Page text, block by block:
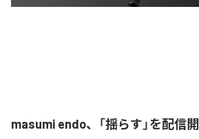
masumi endo、「揺らす」を配信